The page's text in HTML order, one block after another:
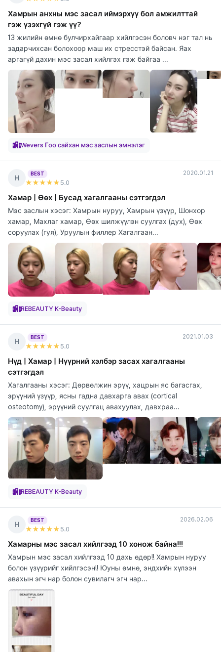
Хамрын анхны мэс засал иймэрхүү бол амжилттай
гэж үзэхгүй гэж үү?
13 жилийн өмнө булчирхайгаар хийлгэсэн боловч нэг тал нь
задарчихсан болохоор маш их стресстэй байсан. Яах
аргагүй дахин мэс засал хийлгэх гэж байгаа ...
Wevers Гоо сайхан мэс заслын эмнэлэг
Н
BEST
★★★★★ 5.0
2020.01.21
Хамар | Өөх | Бусад хагалгааны сэтгэгдэл
Мэс заслын хэсэг: Хамрын нуруу, Хамрын үзүүр, Шонхор
хамар, Махлаг хамар, Өөх шилжүүлэн суулгах (дух), Өөх
соруулах (гуя), Уруулын филлер Хагалгаан...
REBEAUTY K-Beauty
Н
BEST
★★★★★ 5.0
2021.01.03
Нүд | Хамар | Нүүрний хэлбэр засах хагалгааны
сэтгэгдэл
Хагалгааны хэсэг: Дөрвөлжин эрүү, хацрын яс багасгах,
эрүүний үзүүр, ясны гадна давхарга авах (cortical
osteotomy), эрүүний суулгац авахуулах, давхраа...
REBEAUTY K-Beauty
Н
BEST
★★★★★ 5.0
2026.02.06
Хамарны мэс засал хийлгээд 10 хонож байна!!!
Хамрын мэс засал хийлгээд 10 дахь өдөр!! Хамрын нуруу
болон үзүүрийг хийлгэсэн!! Юуны өмнө, эндхийн хүлээн
авахын эгч нар болон сувилагч эгч нар...